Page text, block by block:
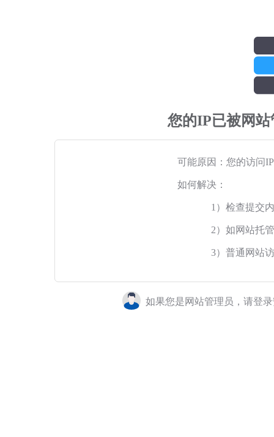
您的IP已被网
可能原因：您的访问
如何解决：
1）检查提交
2）如网站托
3）普通网站
如果您是网站管理员，请登